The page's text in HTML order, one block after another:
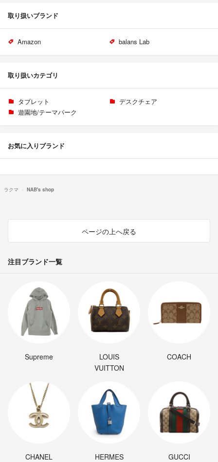
取り扱いブランド
Amazon balans Lab
取り扱いカテゴリ
タブレット
デスクチェア
遊園地/テーマパーク
お気に入りブランド
ラクマ NAB's shop
ページの上へ戻る
注目ブランド一覧
Supreme
LOUIS
VUITTON
COACH
CHANEL HERMES GUCCI